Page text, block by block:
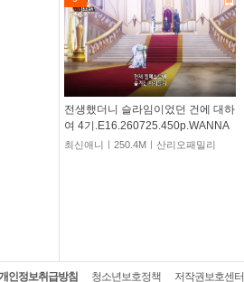
전생했더니 슬라임이었던 건에 대하
여 4기.E16.260725.450p.WANNA
최신애니ㅣ250.4Mㅣ산리오패밀리
인정보취급방침 청소년보호정책 저작권보호센터